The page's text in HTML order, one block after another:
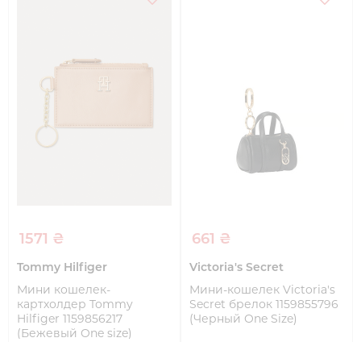
1571 ₴
Tommy Hilfiger
Мини кошелек-
картхолдер Tommy
Hilfiger 1159856217
(Бежевый One size)
661 ₴
Victoria's Secret
Мини-кошелек Victoria's
Secret брелок 1159855796
(Черный One Size)